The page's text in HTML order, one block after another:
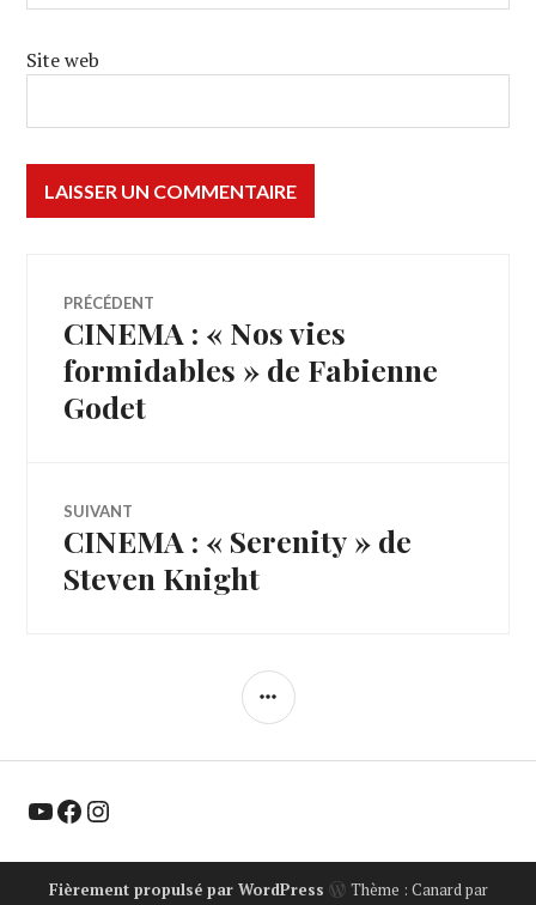
Site web
Navigation
de
l’article
PRÉCÉDENT
Article
précédent :
CINEMA : « Nos vies
formidables » de Fabienne
Godet
SUIVANT
Article
Suivant:
CINEMA : « Serenity » de
Steven Knight
COLONNE
YouTube Facebook Instagram
Fièrement propulsé par WordPress Thème : Canard par